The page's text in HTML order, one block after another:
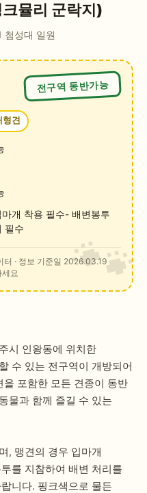
뮬리 군락지)
첨성대 일원
전구역 동반가능
형견
개 착용 필수- 배변봉투
필수
터 · 정보 기준일 2026.03.19
요
시 인왕동에 위치한
수 있는 전구역이 개방되어
포함한 모든 견종이 동반
물과 함께 즐길 수 있는
, 맹견의 경우 입마개
를 지참하여 배변 처리를
니다. 핑크색으로 물든